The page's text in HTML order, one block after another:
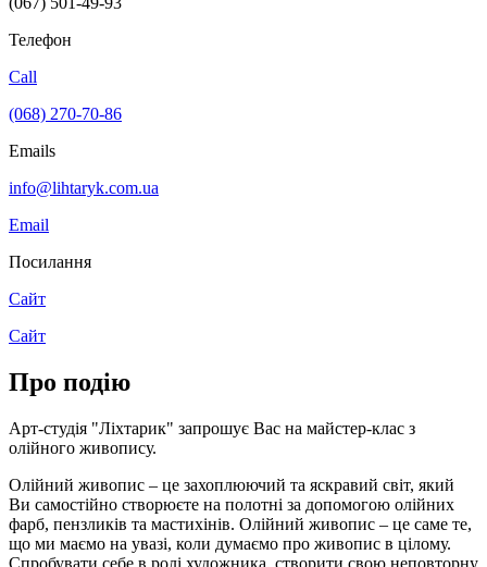
Телефон
Call
(068) 270-70-86
Emails
info@lihtaryk.com.ua
Email
Посилання
Сайт
Сайт
Про подію
Арт-студія "Ліхтарик" запрошує Вас на майстер-клас з
олійного живопису.
Олійний живопис – це захоплюючий та яскравий світ, який
Ви самостійно створюєте на полотні за допомогою олійних
фарб, пензликів та мастихінів. Олійний живопис – це саме те,
що ми маємо на увазі, коли думаємо про живопис в цілому.
Спробувати себе в ролі художника, створити свою неповторну